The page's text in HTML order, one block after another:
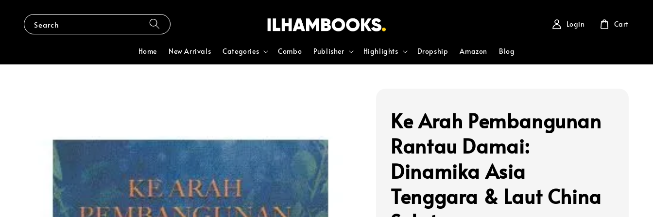
Search
Home New Arrivals Categories Combo Publisher Highlights Dropship Amazon Blog
Login Cart
Ke Arah Pembangunan
Rantau Damai:
Dinamika Asia
Tenggara & Laut China